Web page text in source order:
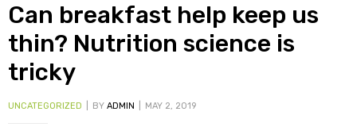
Can breakfast help keep us
thin? Nutrition science is
tricky
UNCATEGORIZED BY ADMIN MAY 2, 2019